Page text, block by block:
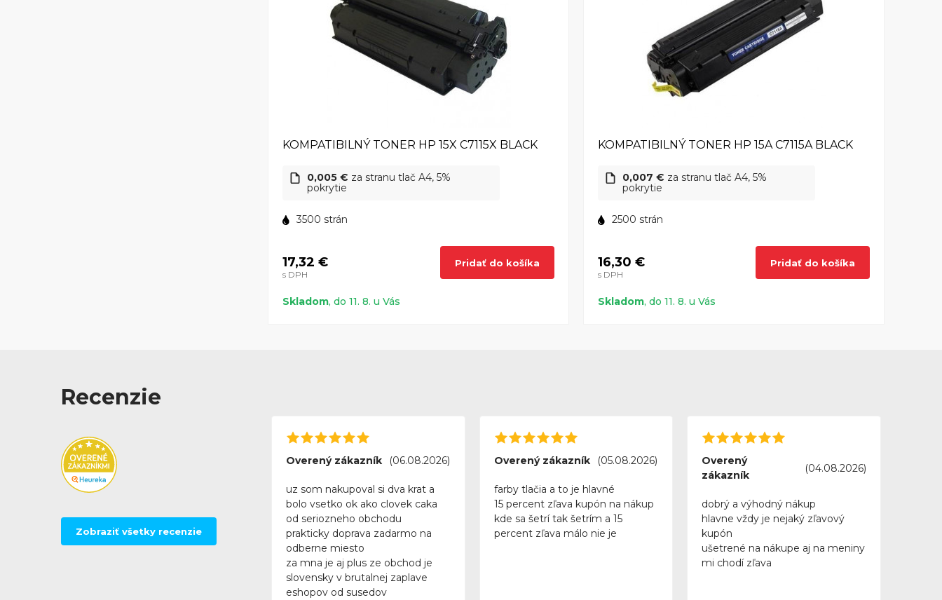
KOMPATIBILNÝ TONER HP 15X C7115X BLACK
0,005 € za stranu tlač A4, 5%
pokrytie
3500 strán
17,32 €
s DPH
Pridať do košíka
Skladom, do 11. 8. u Vás
KOMPATIBILNÝ TONER HP 15A C7115A BLACK
0,007 € za stranu tlač A4, 5%
pokrytie
2500 strán
16,30 €
s DPH
Pridať do košíka
Skladom, do 11. 8. u Vás
Recenzie
Zobraziť všetky recenzie
Overený zákazník (06.08.2026)
uz som nakupoval si dva krat a
bolo vsetko ok ako clovek caka
od seriozneho obchodu
prakticky doprava zadarmo na
odberne miesto
za mna je aj plus ze obchod je
slovensky v brutalnej zaplave
eshopov od susedov
Overený zákazník (05.08.2026)
farby tlačia a to je hlavné
15 percent zľava kupón na nákup
kde sa šetrí tak šetrím a 15
percent zľava málo nie je
Overený
zákazník
(04.08.2026)
dobrý a výhodný nákup
hlavne vždy je nejaký zľavový
kupón
ušetrené na nákupe aj na meniny
mi chodí zľava